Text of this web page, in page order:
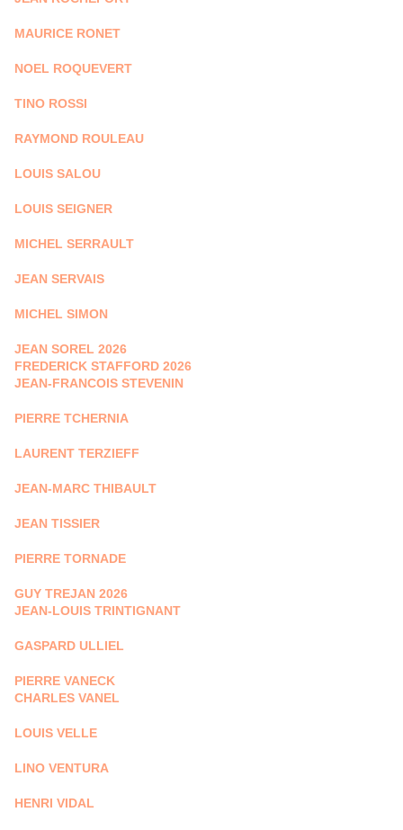
MAURICE RONET
NOEL ROQUEVERT
TINO ROSSI
RAYMOND ROULEAU
LOUIS SALOU
LOUIS SEIGNER
MICHEL SERRAULT
JEAN SERVAIS
MICHEL SIMON
JEAN SOREL 2026
FREDERICK STAFFORD 2026
JEAN-FRANCOIS STEVENIN
PIERRE TCHERNIA
LAURENT TERZIEFF
JEAN-MARC THIBAULT
JEAN TISSIER
PIERRE TORNADE
GUY TREJAN 2026
JEAN-LOUIS TRINTIGNANT
GASPARD ULLIEL
PIERRE VANECK
CHARLES VANEL
LOUIS VELLE
LINO VENTURA
HENRI VIDAL